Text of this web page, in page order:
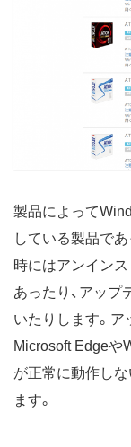
製品によって
している製品で
時にはアンイン
あったり、アッ
いたりします。ア
Microsoft Edgeや
が正常に動作し
ます。